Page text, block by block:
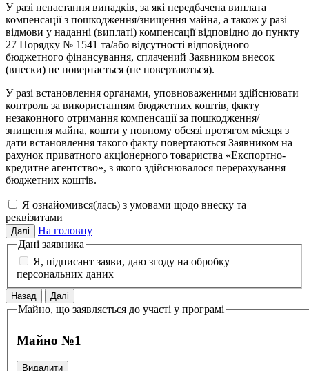
У разі ненастання випадків, за які передбачена виплата
компенсації з пошкодження/знищення майна, а також у разі
відмови у наданні (виплаті) компенсації відповідно до пункту
27 Порядку № 1541 та/або відсутності відповідного
бюджетного фінансування, сплачений Заявником внесок
(внески) не повертається (не повертаються).
У разі встановлення органами, уповноваженими здійснювати
контроль за використанням бюджетних коштів, факту
незаконного отримання компенсації за пошкодження/
знищення майна, кошти у повному обсязі протягом місяця з
дати встановлення такого факту повертаються Заявником на
рахунок приватного акціонерного товариства «Експортно-
кредитне агентство», з якого здійснювалося перерахування
бюджетних коштів.
Я ознайомився(лась) з умовами щодо внеску та
реквізитами
Далі
На головну
Дані заявника
Я, підписант заяви, даю згоду на обробку
персональних даних
Назад Далі
Майно, що заявляється до участі у програмі
Майно №1
Видалити